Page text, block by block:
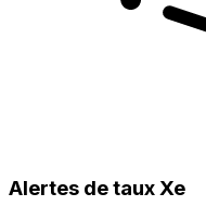
Alertes de taux Xe